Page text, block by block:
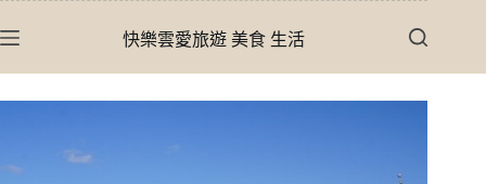
至
快樂雲愛旅遊 美食 生活